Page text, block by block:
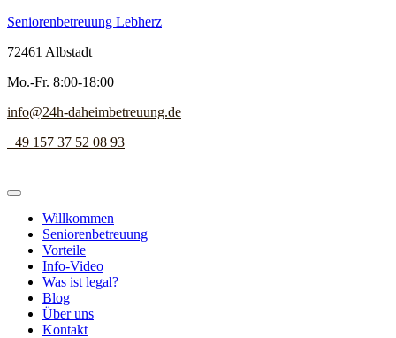
Seniorenbetreuung Lebherz
72461 Albstadt
Mo.-Fr. 8:00-18:00
info@24h-daheimbetreuung.de
+49 157 37 52 08 93
Willkommen
Seniorenbetreuung
Vorteile
Info-Video
Was ist legal?
Blog
Über uns
Kontakt